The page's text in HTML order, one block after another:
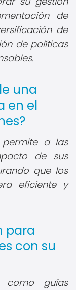
de
de
de políticas
una
en el
permite a las
de sus
que los
eficiente y
para
con su
como guías